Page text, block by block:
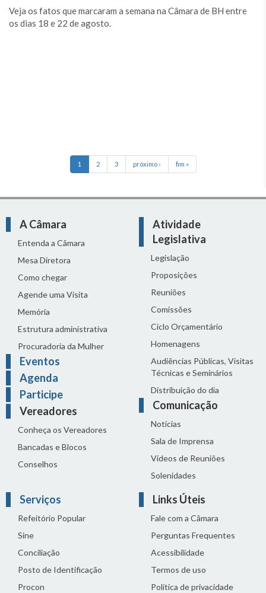
Veja os fatos que marcaram a semana na Câmara de BH entre
os dias 18 e 22 de agosto.
1 2 3 próximo › fim »
A Câmara
Entenda a Câmara
Mesa Diretora
Como chegar
Agende uma Visita
Memória
Estrutura administrativa
Procuradoria da Mulher
Eventos
Agenda
Participe
Vereadores
Conheça os Vereadores
Bancadas e Blocos
Conselhos
Atividade
Legislativa
Legislação
Proposições
Reuniões
Comissões
Ciclo Orçamentário
Homenagens
Audiências Públicas, Visitas
Técnicas e Seminários
Distribuição do dia
Comunicação
Notícias
Sala de Imprensa
Vídeos de Reuniões
Solenidades
Serviços
Refeitório Popular
Sine
Conciliação
Posto de Identificação
Procon
Links Úteis
Fale com a Câmara
Perguntas Frequentes
Acessibilidade
Termos de uso
Política de privacidade